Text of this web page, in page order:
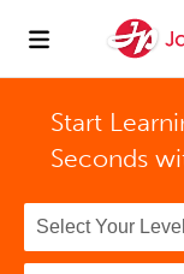
Start
Seconds